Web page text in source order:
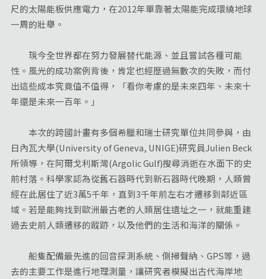
尺的太陽能板供應電力，在2012年單靠著太陽能完成環繞地球
一周的壯舉。
現今全世界都在努力發展替代能源、並且嘗試各種可能
性。風光的成功案例背後，肯定也經歷過無數次的失敗，而付
出這些成本究竟值不值得，「看你考慮的是未來四年、未來十
年還是未來一百年。」
本次的跨國計畫有多個希臘和瑞士研究單位共同參與，由
日內瓦大學(University of Geneva, UNIGE)研究員Julien Beck
所領導，在阿爾戈利斯灣(Argolic Gulf)搜尋消逝在水面下的史
前村落。科學家認為從舊石器時代到新石器時代晚期，人類曾
經在此居住了近3萬5千年，直到3千年前左右才遷移到鄰近區
域。若是能夠找到歐洲最古老的人類居住遺址之一，就能重建
過去史前人類遷移的蹤跡，以及他們的生活和海洋的關係。
船隻配備最先進的回音探測系統、側掃聲納、GPS等，過
去的主要工作是進行地理測量，讓研究者模擬出古代海岸地